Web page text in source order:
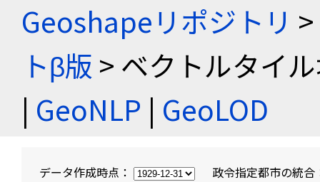
Geoshapeリポジトリ >
トβ版 > ベクトルタイ
| GeoNLP | GeoLOD
データ作成時点： 政令指定都市の統